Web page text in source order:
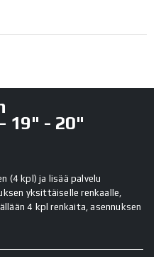
19" - 20"
(4 kpl) ja lisää palvelu
yksittäiselle renkaalle,
4 kpl renkaita, asennuksen